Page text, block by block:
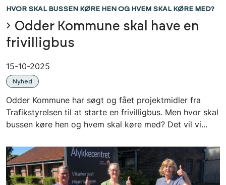
HVOR SKAL BUSSEN KØRE HEN OG HVEM SKAL KØRE MED?
Odder Kommune skal have en
frivilligbus
15-10-2025
Nyhed
Odder Kommune har søgt og fået projektmidler fra
Trafikstyrelsen til at starte en frivilligbus. Men hvor skal
bussen køre hen og hvem skal køre med? Det vil vi...